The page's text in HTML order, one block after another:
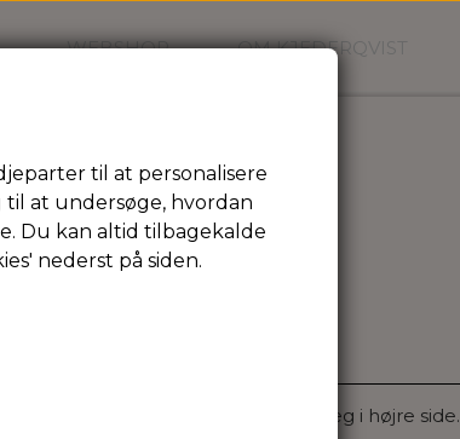
WEBSHOP OM KJEDERQVIST
lidt vidde, lynlås midt bag og 2 læg i højre side.
til at personalisere
at undersøge, hvordan
Du kan altid tilbagekalde
nederst på siden.